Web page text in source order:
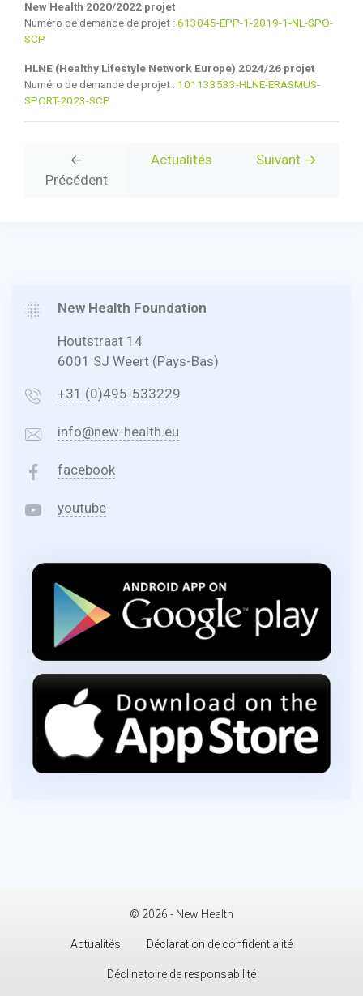
New Health 2020/2022 projet
Numéro de demande de projet : 613045-EPP-1-2019-1-NL-SPO-
SCP
HLNE (Healthy Lifestyle Network Europe) 2024/26 projet
Numéro de demande de projet : 101133533-HLNE-ERASMUS-
SPORT-2023-SCP
←
Précédent
Actualités Suivant →
New Health Foundation
Houtstraat 14
6001 SJ Weert (Pays-Bas)
+31 (0)495-533229
info@new-health.eu
facebook
youtube
© 2026 - New Health
Actualités Déclaration de confidentialité
Déclinatoire de responsabilité